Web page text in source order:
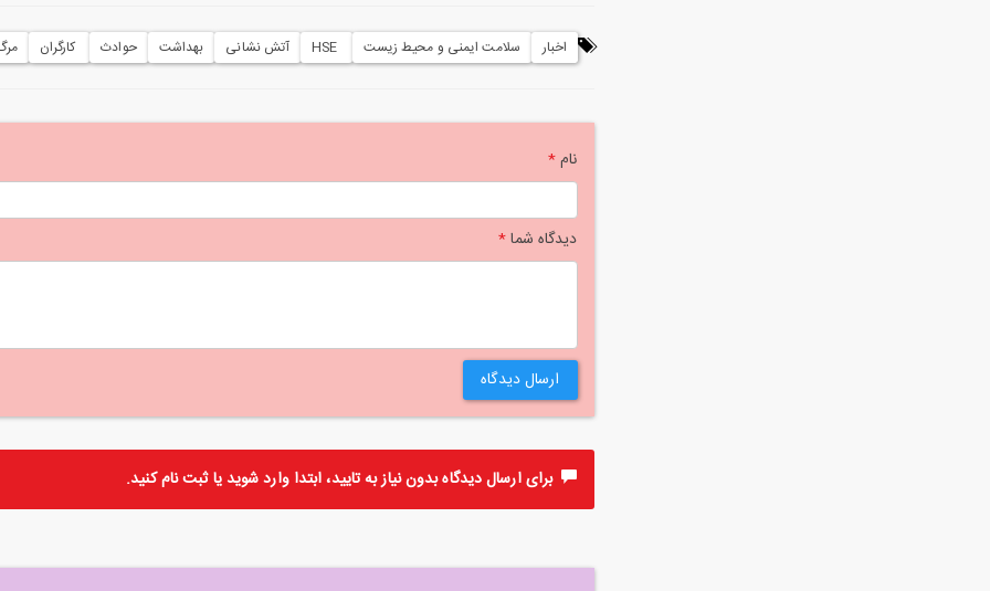
اخبار سلامت ایمنی و محیط زیست آتش نشانی بهداشت حوادث ‌ کارگران
نام*
دیدگاه شما*
ارسال دیدگاه
برای ارسال دیدگاه بدون نیاز به تایید، ابتداواردشوید یاثبت نامکنید.